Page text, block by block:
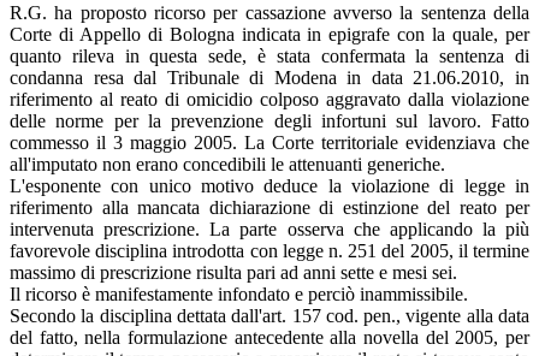
R.G. ha proposto ricorso per cassazione avverso la sentenza della
Corte di Appello di Bologna indicata in epigrafe con la quale, per
quanto rileva in questa sede, è stata confermata la sentenza di
condanna resa dal Tribunale di Modena in data 21.06.2010, in
riferimento al reato di omicidio colposo aggravato dalla violazione
delle norme per la prevenzione degli infortuni sul lavoro. Fatto
commesso il 3 maggio 2005. La Corte territoriale evidenziava che
all'imputato non erano concedibili le attenuanti generiche.
L'esponente con unico motivo deduce la violazione di legge in
riferimento alla mancata dichiarazione di estinzione del reato per
intervenuta prescrizione. La parte osserva che applicando la più
favorevole disciplina introdotta con legge n. 251 del 2005, il termine
massimo di prescrizione risulta pari ad anni sette e mesi sei.
Il ricorso è manifestamente infondato e perciò inammissibile.
Secondo la disciplina dettata dall'art. 157 cod. pen., vigente alla data
del fatto, nella formulazione antecedente alla novella del 2005, per